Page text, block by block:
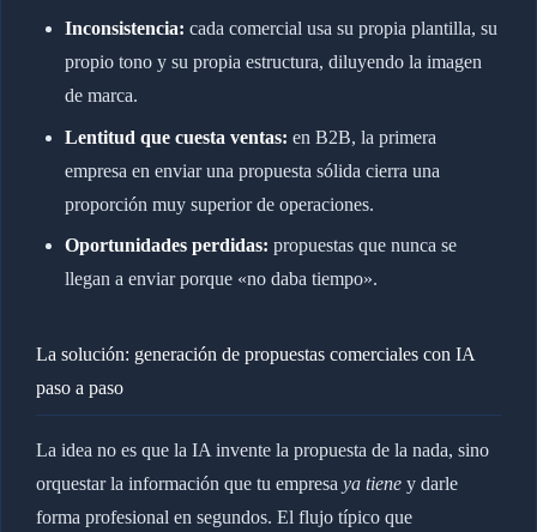
Inconsistencia: cada comercial usa su propia plantilla, su
propio tono y su propia estructura, diluyendo la imagen
de marca.
Lentitud que cuesta ventas: en B2B, la primera
empresa en enviar una propuesta sólida cierra una
proporción muy superior de operaciones.
Oportunidades perdidas: propuestas que nunca se
llegan a enviar porque «no daba tiempo».
La solución: generación de propuestas comerciales con IA
paso a paso
La idea no es que la IA invente la propuesta de la nada, sino
orquestar la información que tu empresa ya tieney darle
forma profesional en segundos. El flujo típico que